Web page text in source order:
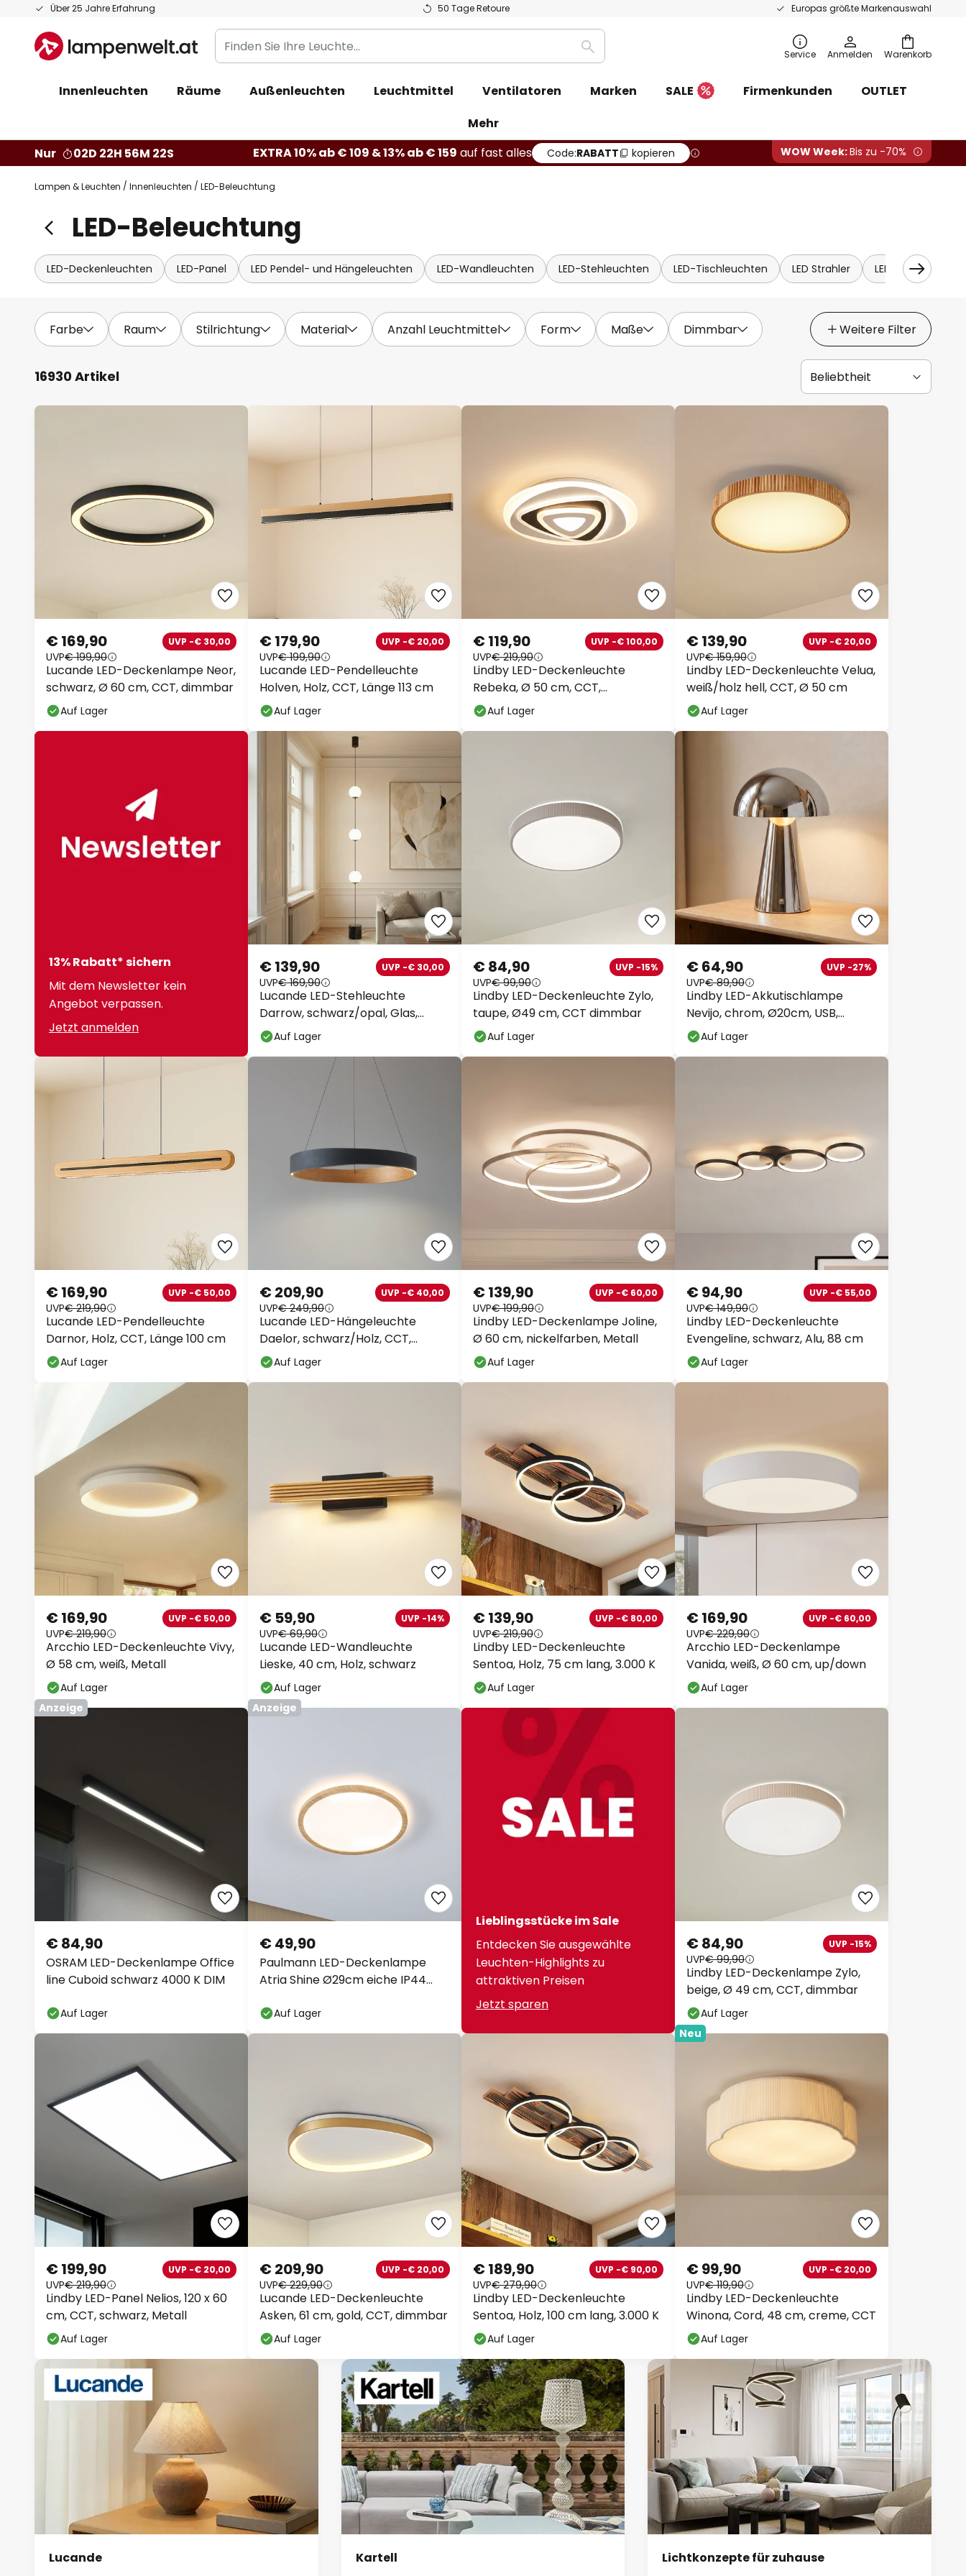
Über 25 Jahre Erfahrung 50 Tage Retoure Europas größte Markenauswahl
Zum
springen
Warenkorb
Finden
Sie
Leuchte...
Suche Service Anmelden
Innenleuchten Räume Außenleuchten Leuchtmittel Ventilatoren Marken SALE Firmenkunden
OUTLET
Mehr
Nur
02D 22H 56M 20S EXTRA 10% ab € 109 & 13% ab € 159auf fast alles Code:RABATT kopieren WOW Week:Bis zu -70%
Lampen & Leuchten Innenleuchten LED-Beleuchtung
LED-Beleuchtung
LED-Deckenleuchten LED-Panel LED Pendel- und Hängeleuchten LED-Wandleuchten LED-Stehleuchten LED-Tischleuchten LED Strahler LED Einbaustrahler
Farbe Raum Stilrichtung Material Anzahl Leuchtmittel Form Maße Dimmbar Weitere Filter
16930 Artikel
Lucande LED-Deckenlampe
Neor, schwarz, Ø 60 cm, CCT,
dimmbar
€ 169,90 UVP -€ 30,00
UVP€ 199,90
Auf Lager
Lucande LED-Pendelleuchte
Holven, Holz, CCT, Länge 113 cm
€ 179,90 UVP -€ 20,00
UVP€ 199,90
Auf Lager
Lindby LED-Deckenleuchte
Rebeka, Ø 50 cm, CCT,
Fernbedienung
€ 119,90 UVP -€ 100,00
UVP€ 219,90
Auf Lager
Lindby LED-Deckenleuchte
Velua, weiß/holz hell, CCT, Ø 50
cm
€ 139,90 UVP -€ 20,00
UVP€ 159,90
Auf Lager
13% Rabatt* sichern
Mit dem Newsletter kein
Angebot verpassen.
Jetzt anmelden
Lucande LED-Stehleuchte
Darrow, schwarz/opal, Glas,
dimmbar
€ 139,90 UVP -€ 30,00
UVP€ 169,90
Auf Lager
Lindby LED-Deckenleuchte Zylo,
taupe, Ø49 cm, CCT dimmbar
€ 84,90 UVP -15%
UVP€ 99,90
Auf Lager
Lindby LED-Akkutischlampe
Nevijo, chrom, Ø20cm, USB,
Dimmer
€ 64,90 UVP -27%
UVP€ 89,90
Auf Lager
Lucande LED-Pendelleuchte
Darnor, Holz, CCT, Länge 100 cm
€ 169,90 UVP -€ 50,00
UVP€ 219,90
Auf Lager
Lucande LED-Hängeleuchte
Daelor, schwarz/Holz, CCT,
€ 209,90 UVP -€ 40,00
UVP€ 249,90
Auf Lager
Lindby LED-Deckenlampe Joline,
Ø 60 cm, nickelfarben, Metall
€ 139,90 UVP -€ 60,00
UVP€ 199,90
Auf Lager
Lindby LED-Deckenleuchte
Evengeline, schwarz, Alu, 88 cm
€ 94,90 UVP -€ 55,00
UVP€ 149,90
Auf Lager
Arcchio LED-Deckenleuchte Vivy,
Ø 58 cm, weiß, Metall
€ 169,90 UVP -€ 50,00
UVP€ 219,90
Auf Lager
Lucande LED-Wandleuchte
Lieske, 40 cm, Holz, schwarz
€ 59,90 UVP -14%
UVP€ 69,90
Auf Lager
Lindby LED-Deckenleuchte
Sentoa, Holz, 75 cm lang, 3.000 K
€ 139,90 UVP -€ 80,00
UVP€ 219,90
Auf Lager
Arcchio LED-Deckenlampe
Vanida, weiß, Ø 60 cm, up/down
€ 169,90 UVP -€ 60,00
UVP€ 229,90
Auf Lager
Anzeige
OSRAM LED-Deckenlampe Office
line Cuboid schwarz 4000 K DIM
€ 84,90
Anzeige
Paulmann LED-Deckenlampe
Atria Shine Ø29cm eiche IP44
3.000K
€ 49,90
Lieblingsstücke im Sale
Leuchten-Highlights zu
attraktiven Preisen
Lindby LED-Deckenlampe Zylo,
beige, Ø 49 cm, CCT, dimmbar
€ 84,90 UVP -15%
UVP € 99,90
Auf Lager
Lindby LED-Panel Nelios, 120 x 60
cm, CCT, schwarz, Metall
€ 199,90 UVP -€ 20,00
UVP€ 219,90
Lucande LED-Deckenleuchte
Asken, 61 cm, gold, CCT, dimmbar
€ 209,90 UVP -€ 20,00
UVP€ 229,90
Lindby LED-Deckenleuchte
Sentoa, Holz, 100 cm lang, 3.000 K
€ 189,90 UVP -€ 90,00
UVP € 279,90
Neu
Lindby LED-Deckenleuchte
Winona, Cord, 48 cm, creme,
CCT
€ 99,90 UVP -€ 20,00
UVP € 119,90
Maximaler Wohnkomfort in jedem Raum.
Schließen
Extra-Rabatt
10% Rabattab € 109
13% Rabattab € 159
auf fast alles*
Ihr Code:RABATT kopieren
*Ausgenommene Hersteller